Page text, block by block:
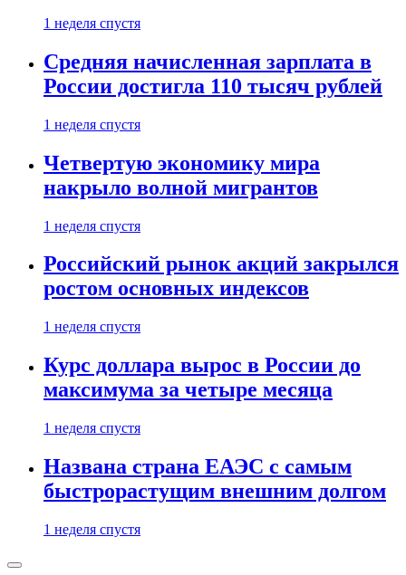
1 неделя спустя
Средняя начисленная зарплата в
России достигла 110 тысяч рублей
1 неделя спустя
Четвертую экономику мира
накрыло волной мигрантов
1 неделя спустя
Российский рынок акций закрылся
ростом основных индексов
1 неделя спустя
Курс доллара вырос в России до
максимума за четыре месяца
1 неделя спустя
Названа страна ЕАЭС с самым
быстрорастущим внешним долгом
1 неделя спустя